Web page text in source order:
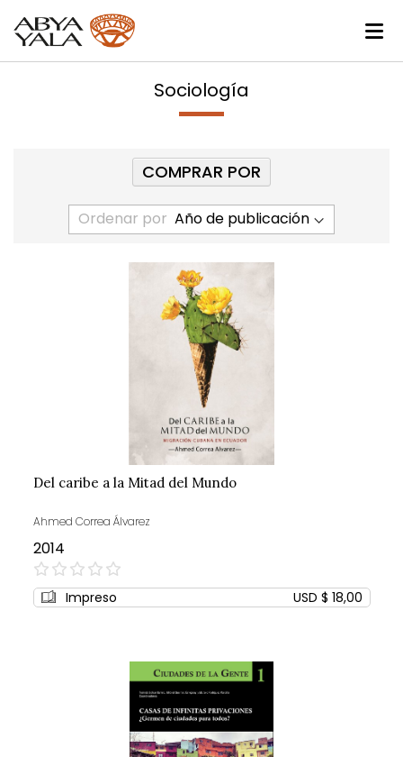
Sociología
Ordenar por
Del caribe a la Mitad del Mundo
Ahmed Correa Álvarez
2014
0%
Impreso USD $ 18,00
COMPRAR POR